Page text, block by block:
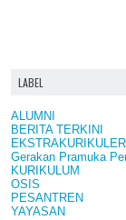
LABEL
ALUMNI
BERITA TERKINI
EKSTRAKURIKULER
Gerakan Pramuka
KURIKULUM
OSIS
PESANTREN
YAYASAN